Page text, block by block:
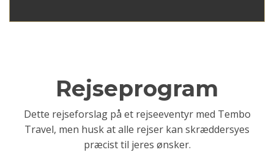
Hos Tembo Travel står Mark for den daglige
Rejseprogram
Dette rejseforslag på et rejseeventyr med Tembo
Travel, men husk at alle rejser kan skræddersyes
præcist til jeres ønsker.